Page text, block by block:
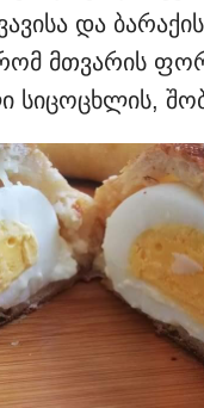
და
მთვარის
სიცოცხლის,